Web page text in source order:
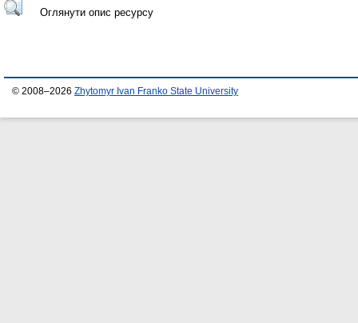
Оглянути опис ресурсу
© 2008–2026 Zhytomyr Ivan Franko State University